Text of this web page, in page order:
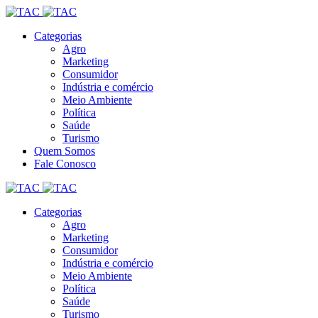
Categorias
Agro
Marketing
Consumidor
Indústria e comércio
Meio Ambiente
Política
Saúde
Turismo
Quem Somos
Fale Conosco
Categorias
Agro
Marketing
Consumidor
Indústria e comércio
Meio Ambiente
Política
Saúde
Turismo